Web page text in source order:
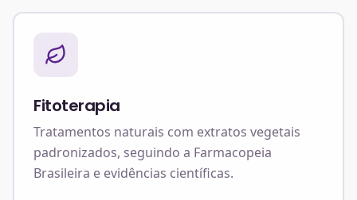
Fitoterapia
Tratamentos naturais com extratos vegetais
padronizados, seguindo a Farmacopeia
Brasileira e evidências científicas.